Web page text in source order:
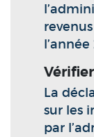
l’année
La
sur les
par